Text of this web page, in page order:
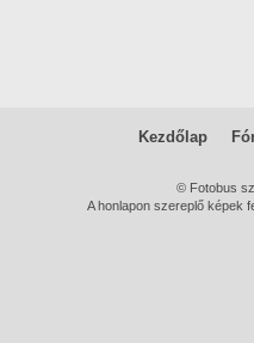
Kezdőlap
© Fotobus
A honlapon szereplő képek